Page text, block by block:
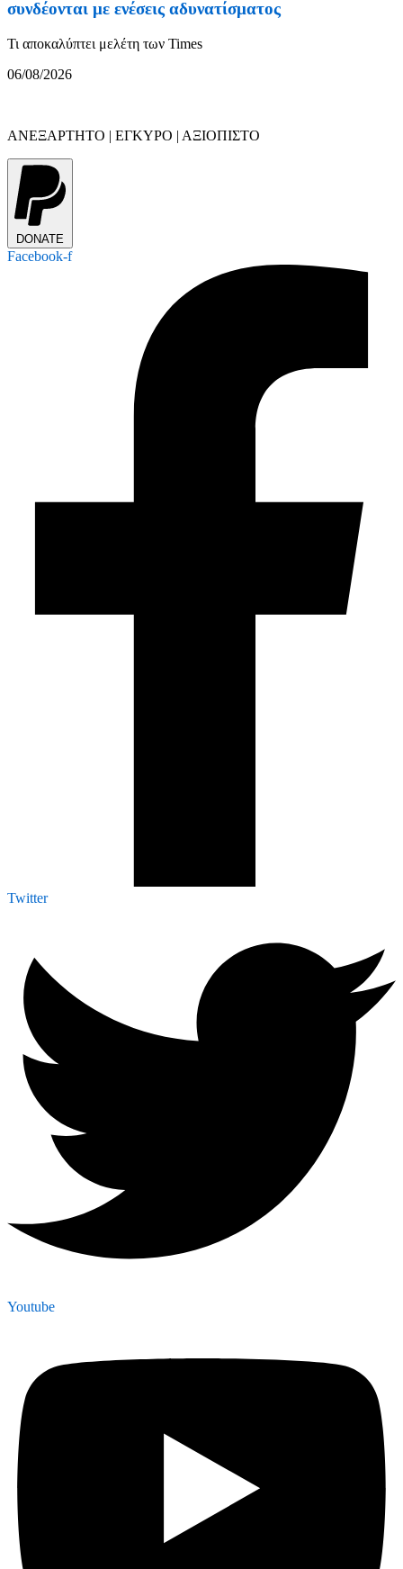
συνδέονται με ενέσεις αδυνατίσματος
Τι αποκαλύπτει μελέτη των Times
06/08/2026
ΑΝΕΞΑΡΤΗΤΟ | ΕΓΚΥΡΟ | ΑΞΙΟΠΙΣΤΟ
DONATE
Facebook-f
Twitter
Youtube